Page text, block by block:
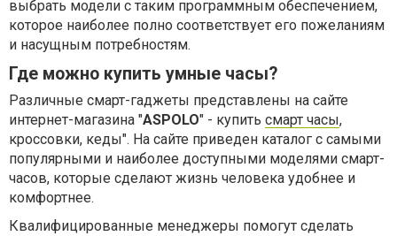
выбрать модели с таким программным обеспечением,
которое наиболее полно соответствует его пожеланиям
и насущным потребностям.
Где можно купить умные часы?
Различные смарт-гаджеты представлены на сайте
интернет-магазина "ASPOLO" - купить смарт часы,
кроссовки, кеды". На сайте приведен каталог с самыми
популярными и наиболее доступными моделями смарт-
часов, которые сделают жизнь человека удобнее и
комфортнее.
Квалифицированные менеджеры помогут сделать